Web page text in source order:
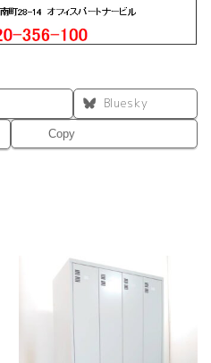
Bluesky
Copy